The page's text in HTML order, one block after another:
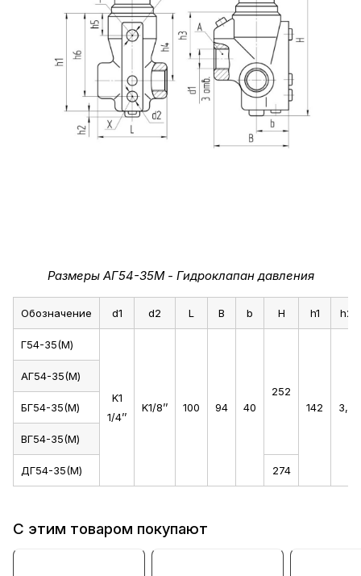
Размеры АГ54-35М - Гидроклапан давления
Обозначение d1 d2 L B b H h1 h2
Г54-35(М)
K1
1/4’’
K1/8’’ 100 94 40
252
142
3,0
АГ54-35(М)
БГ54-35(М)
ВГ54-35(М)
ДГ54-35(М) 274
С этим товаром покупают